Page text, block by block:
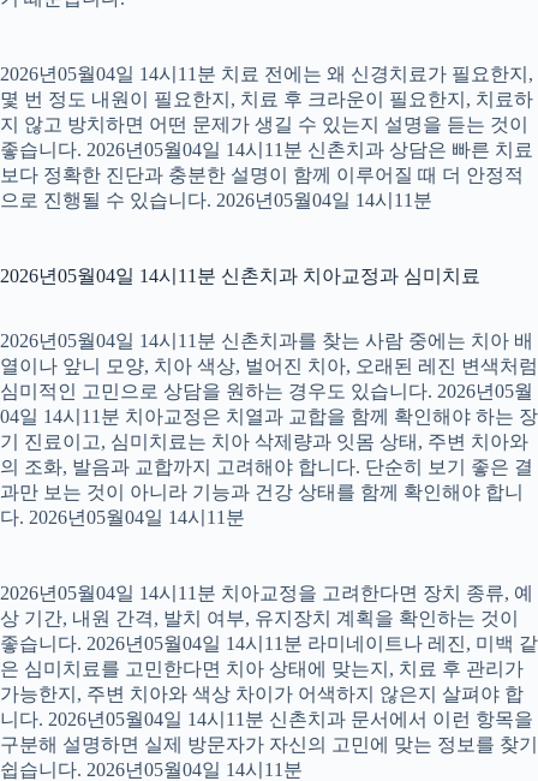
2026년05월04일 14시11분 치료 전에는 왜 신경치료가 필요한지,
몇 번 정도 내원이 필요한지, 치료 후 크라운이 필요한지, 치료하
지 않고 방치하면 어떤 문제가 생길 수 있는지 설명을 듣는 것이
좋습니다. 2026년05월04일 14시11분 신촌치과 상담은 빠른 치료
보다 정확한 진단과 충분한 설명이 함께 이루어질 때 더 안정적
으로 진행될 수 있습니다. 2026년05월04일 14시11분
2026년05월04일 14시11분 신촌치과 치아교정과 심미치료
2026년05월04일 14시11분 신촌치과를 찾는 사람 중에는 치아 배
열이나 앞니 모양, 치아 색상, 벌어진 치아, 오래된 레진 변색처럼
심미적인 고민으로 상담을 원하는 경우도 있습니다. 2026년05월
04일 14시11분 치아교정은 치열과 교합을 함께 확인해야 하는 장
기 진료이고, 심미치료는 치아 삭제량과 잇몸 상태, 주변 치아와
의 조화, 발음과 교합까지 고려해야 합니다. 단순히 보기 좋은 결
과만 보는 것이 아니라 기능과 건강 상태를 함께 확인해야 합니
다. 2026년05월04일 14시11분
2026년05월04일 14시11분 치아교정을 고려한다면 장치 종류, 예
상 기간, 내원 간격, 발치 여부, 유지장치 계획을 확인하는 것이
좋습니다. 2026년05월04일 14시11분 라미네이트나 레진, 미백 같
은 심미치료를 고민한다면 치아 상태에 맞는지, 치료 후 관리가
가능한지, 주변 치아와 색상 차이가 어색하지 않은지 살펴야 합
니다. 2026년05월04일 14시11분 신촌치과 문서에서 이런 항목을
구분해 설명하면 실제 방문자가 자신의 고민에 맞는 정보를 찾기
쉽습니다. 2026년05월04일 14시11분